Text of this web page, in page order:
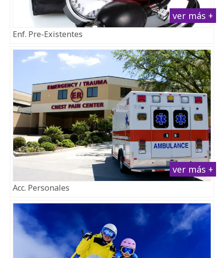
ver más +
Enf. Pre-Existentes
ver más +
Acc. Personales